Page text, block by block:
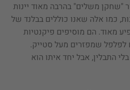
"שחקן משלים" בהרבה מאוד יינות
כמו אלה שאנו כוללים בבלנד של
מאוד. הם מוסיפים פיקנטיות
לפלפל שמפזרים מעל סטייק.
התבלין, אבל יחד איתו הוא